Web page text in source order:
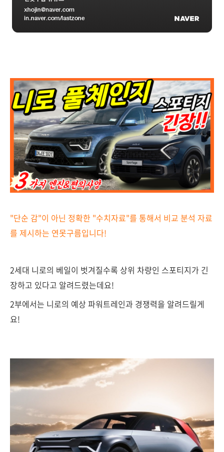
"단순 감"이 아닌 정확한 "수치자료"를 통해서 비교 분석 자료
를 제시하는 연못구름입니다!
2세대 니로의 베일이 벗겨질수록 상위 차량인 스포티지가 긴
장하고 있다고 알려드렸는데요!
2부에서는 니로의 예상 파워트레인과 경쟁력을 알려드릴게
요!